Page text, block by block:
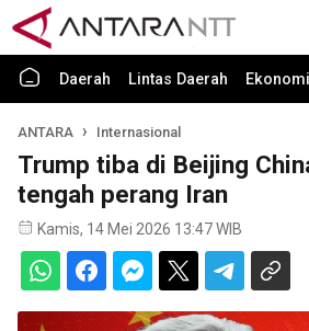
Daerah Lintas Daerah Ekonomi
ANTARA Internasional
Trump tiba di Beijing
tengah perang Iran
Kamis, 14 Mei 2026 13:47 WIB